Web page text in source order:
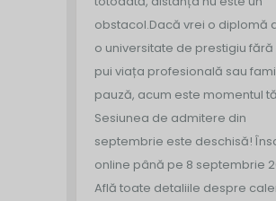
obstacol.Dacă vrei o diplomă
o universitate de prestigiu fără
pui viața profesională sau
pauză, acum este momentul
Sesiunea de admitere din
septembrie este deschisă!
online până pe 8 septembrie
Află toate detaliile despre